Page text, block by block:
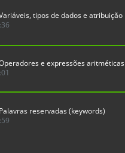
tipos de dados e atribuição
e expressões aritméticas
reservadas (keywords)